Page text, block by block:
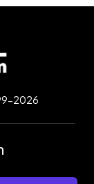
2026